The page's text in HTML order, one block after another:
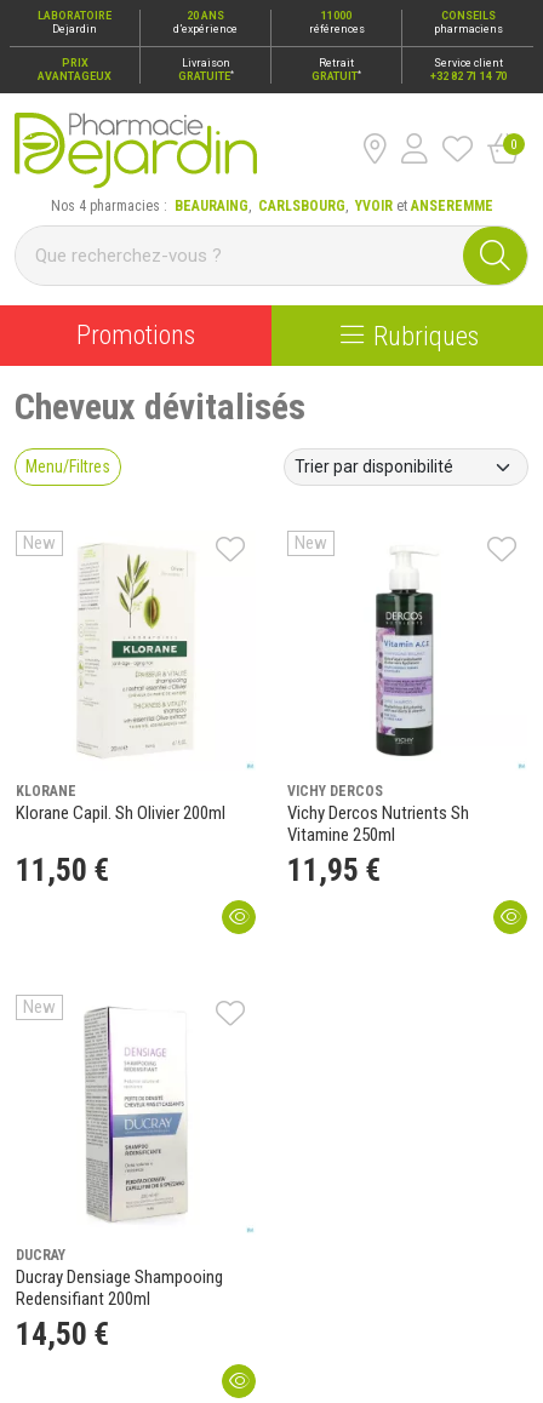
LABORATOIRE
Dejardin
20 ANS
d’expérience
11000
références
CONSEILS
pharmaciens
PRIX
AVANTAGEUX
Livraison
GRATUITE*
Retrait
GRATUIT*
Service client
+32 82 71 14 70
Pharmacie Dejardin Nos 4 pharmacies : Beauraing,
0
Nos 4 pharmacies : BEAURAING, CARLSBOURG,YVOIRetANSEREMME
Promotions Rubriques
Cheveux dévitalisés
Menu/Filtres
New
KLORANE
Klorane Capil. Sh Olivier 200ml
11 ,50 €
New
VICHY DERCOS
Vichy Dercos Nutrients Sh
Vitamine 250ml
11 ,95 €
New
DUCRAY
Ducray Densiage Shampooing
Redensifiant 200ml
14,50 €